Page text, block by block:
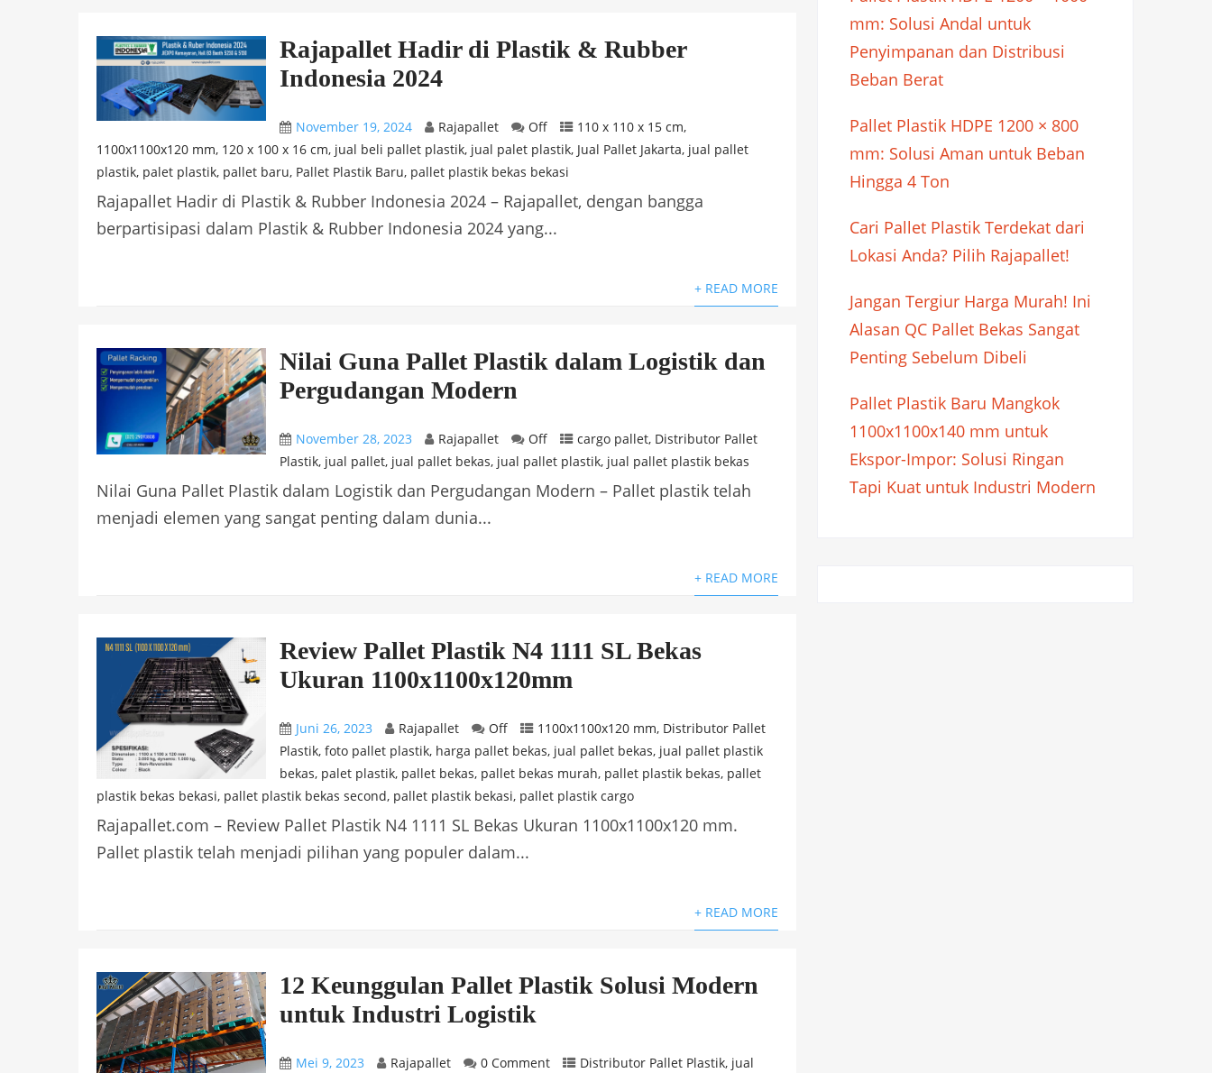
Rajapallet Hadir di Plastik & Rubber
Indonesia 2024
November 19, 2024 Rajapallet Off 110 x 110 x 15 cm,
1100x1100x120 mm, 120 x 100 x 16 cm, jual beli pallet plastik, jual palet plastik, Jual Pallet Jakarta, jual pallet
plastik, palet plastik, pallet baru, Pallet Plastik Baru, pallet plastik bekas bekasi
Rajapallet Hadir di Plastik & Rubber Indonesia 2024 – Rajapallet, dengan bangga
berpartisipasi dalam Plastik & Rubber Indonesia 2024 yang...
+ READ MORE
Nilai Guna Pallet Plastik dalam Logistik dan
Pergudangan Modern
November 28, 2023 Rajapallet Off cargo pallet, Distributor Pallet
Plastik, jual pallet, jual pallet bekas, jual pallet plastik, jual pallet plastik bekas
Nilai Guna Pallet Plastik dalam Logistik dan Pergudangan Modern – Pallet plastik telah
menjadi elemen yang sangat penting dalam dunia...
+ READ MORE
Review Pallet Plastik N4 1111 SL Bekas
Ukuran 1100x1100x120mm
Juni 26, 2023 Rajapallet Off 1100x1100x120 mm, Distributor Pallet
Plastik,foto pallet plastik, harga pallet bekas, jual pallet bekas, jual pallet plastik
bekas, palet plastik, pallet bekas, pallet bekas murah, pallet plastik bekas, pallet
plastik bekas bekasi, pallet plastik bekas second, pallet plastik bekasi, pallet plastik cargo
Rajapallet.com – Review Pallet Plastik N4 1111 SL Bekas Ukuran 1100x1100x120 mm.
Pallet plastik telah menjadi pilihan yang populer dalam...
+ READ MORE
12 Keunggulan Pallet Plastik Solusi Modern
untuk Industri Logistik
Mei 9, 2023 Rajapallet 0 Comment Distributor Pallet Plastik, jual
mm: Solusi Andal untuk
Penyimpanan dan Distribusi
Beban Berat
Pallet Plastik HDPE 1200 × 800
mm: Solusi Aman untuk Beban
Hingga 4 Ton
Cari Pallet Plastik Terdekat dari
Lokasi Anda? Pilih Rajapallet!
Jangan Tergiur Harga Murah! Ini
Alasan QC Pallet Bekas Sangat
Penting Sebelum Dibeli
Pallet Plastik Baru Mangkok
1100x1100x140 mm untuk
Ekspor-Impor: Solusi Ringan
Tapi Kuat untuk Industri Modern